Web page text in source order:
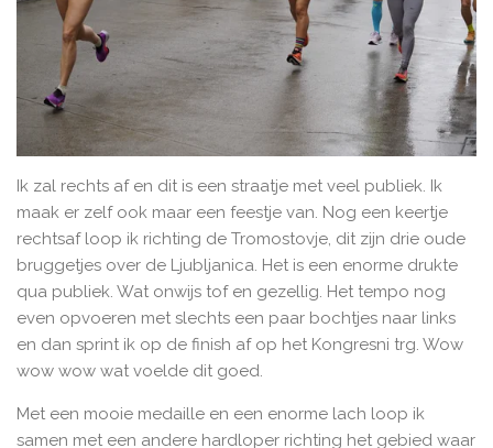
Ik zal rechts af en dit is een straatje met veel publiek. Ik
maak er zelf ook maar een feestje van. Nog een keertje
rechtsaf loop ik richting de Tromostovje, dit zijn drie oude
bruggetjes over de Ljubljanica. Het is een enorme drukte
qua publiek. Wat onwijs tof en gezellig. Het tempo nog
even opvoeren met slechts een paar bochtjes naar links
en dan sprint ik op de finish af op het Kongresni trg. Wow
wow wow wat voelde dit goed.
Met een mooie medaille en een enorme lach loop ik
samen met een andere hardloper richting het gebied waar